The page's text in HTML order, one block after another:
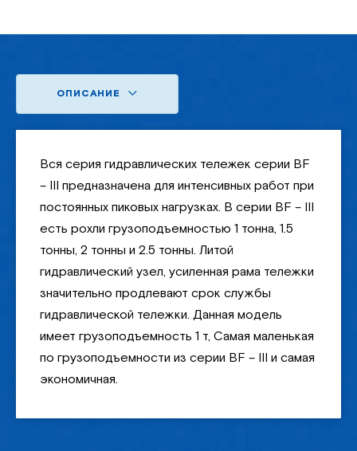
ОПИСАНИЕ
Вся серия гидравлических тележек серии BF
– III предназначена для интенсивных работ при
постоянных пиковых нагрузках. В серии BF – III
есть рохли грузоподъемностью 1 тонна, 1.5
тонны, 2 тонны и 2.5 тонны. Литой
гидравлический узел, усиленная рама тележки
значительно продлевают срок службы
гидравлической тележки. Данная модель
имеет грузоподъемность 1 т, Самая маленькая
по грузоподъемности из серии BF – III и самая
экономичная.